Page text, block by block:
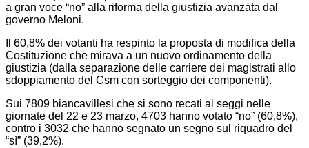
a gran voce “no” alla riforma della giustizia avanzata dal
governo Meloni.
Il 60,8% dei votanti ha respinto la proposta di modifica della
Costituzione che mirava a un nuovo ordinamento della
giustizia (dalla separazione delle carriere dei magistrati allo
sdoppiamento del Csm con sorteggio dei componenti).
Sui 7809 biancavillesi che si sono recati ai seggi nelle
giornate del 22 e 23 marzo, 4703 hanno votato “no” (60,8%),
contro i 3032 che hanno segnato un segno sul riquadro del
“sì” (39,2%).